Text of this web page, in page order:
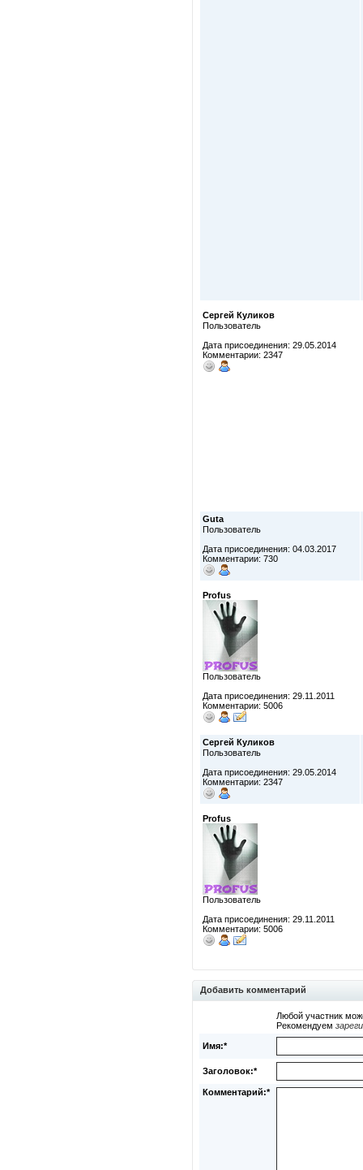
Сергей Куликов
Пользователь
Дата присоединения: 29.05.2014
Комментарии: 2347
Guta
Пользователь
Дата присоединения: 04.03.2017
Комментарии: 730
Profus
Пользователь
Дата присоединения: 29.11.2011
Комментарии: 5006
Сергей Куликов
Пользователь
Дата присоединения: 29.05.2014
Комментарии: 2347
Profus
Пользователь
Дата присоединения: 29.11.2011
Комментарии: 5006
Добавить комментарий
Любой участник
Рекомендуем
Имя:*
Заголовок:*
Комментарий:*